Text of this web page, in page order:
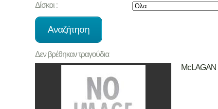
Δίσκοι :
Δεν βρέθηκαν τραγούδια
McLAGAN